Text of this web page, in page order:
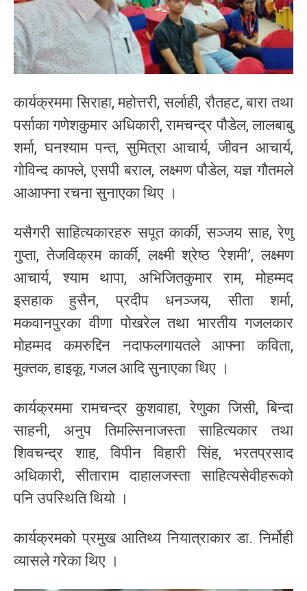
कार्यक्रममा सिराहा, महोत्तरी, सर्लाही, रौतहट, बारा तथा
पर्साका गणेशकुमार अधिकारी, रामचन्द्र पौडेल, लालबाबु
शर्मा, घनश्याम पन्त, सुमित्रा आचार्य, जीवन आचार्य,
गोविन्द काफ्ले, एसपी बराल, लक्ष्मण पौडेल, यज्ञ गौतमले
आआफ्ना रचना सुनाएका थिए ।
यसैगरी साहित्यकारहरु सपूत कार्की, सञ्जय साह, रेणु
गुप्ता, तेजविक्रम कार्की, लक्ष्मी श्रेष्ठ ‘रेशमी’, लक्ष्मण
आचार्य, श्याम थापा, अभिजितकुमार राम, मोहम्मद
इसहाक हुसैन, प्रदीप धनञ्जय, सीता शर्मा,
मकवानपुरका वीणा पोखरेल तथा भारतीय गजलकार
मोहम्मद कमरुद्दिन नदाफलगायतले आफ्ना कविता,
मुक्तक, हाइकू, गजल आदि सुनाएका थिए ।
कार्यक्रममा रामचन्द्र कुशवाहा, रेणुका जिसी, बिन्दा
साहनी, अनुप तिमल्सिनाजस्ता साहित्यकार तथा
शिवचन्द्र शाह, विपीन विहारी सिंह, भरतप्रसाद
अधिकारी, सीताराम दाहालजस्ता साहित्यसेवीहरूको
पनि उपस्थिति थियो ।
कार्यक्रमको प्रमुख आतिथ्य नियात्राकार डा. निर्मोही
व्यासले गरेका थिए ।